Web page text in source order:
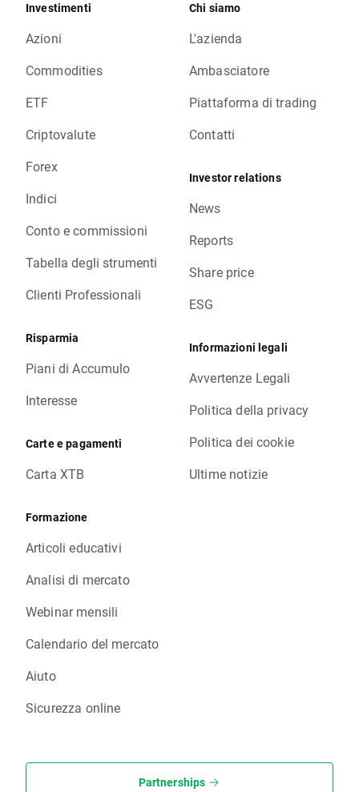
Investimenti
Azioni
Commodities
ETF
Criptovalute
Forex
Indici
Conto e commissioni
Tabella degli strumenti
Clienti Professionali
Risparmia
Piani di Accumulo
Interesse
Carte e pagamenti
Carta XTB
Formazione
Articoli educativi
Analisi di mercato
Webinar mensili
Calendario del mercato
Aiuto
Sicurezza online
Chi siamo
L'azienda
Ambasciatore
Piattaforma di trading
Contatti
Investor relations
News
Reports
Share price
ESG
Informazioni legali
Avvertenze Legali
Politica della privacy
Politica dei cookie
Ultime notizie
Partnerships